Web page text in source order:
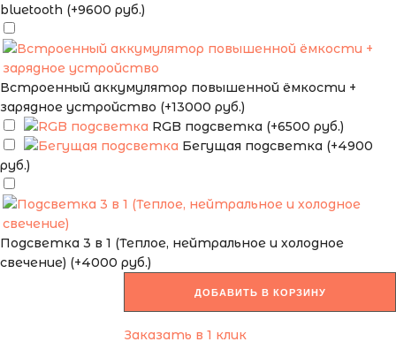
bluetooth (+9600 руб.)
Встроенный аккумулятор повышенной ёмкости +
зарядное устройство (+13000 руб.)
RGB подсветка (+6500 руб.)
Бегущая подсветка (+4900
руб.)
Подсветка 3 в 1 (Теплое, нейтральное и холодное
свечение) (+4000 руб.)
ДОБАВИТЬ В КОРЗИНУ
Заказать в 1 клик